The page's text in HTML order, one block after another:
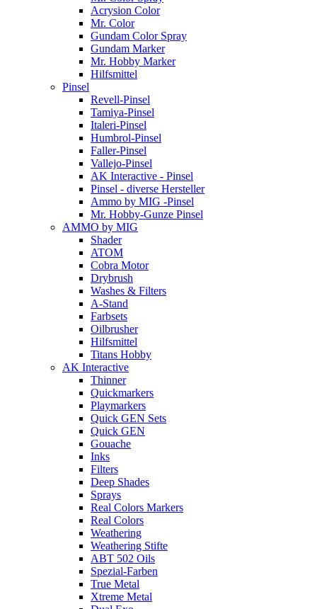
Acrysion Color
Mr. Color
Gundam Color Spray
Gundam Marker
Mr. Hobby Marker
Hilfsmittel
Pinsel
Revell-Pinsel
Tamiya-Pinsel
Italeri-Pinsel
Humbrol-Pinsel
Faller-Pinsel
Vallejo-Pinsel
AK Interactive - Pinsel
Pinsel - diverse Hersteller
Ammo by MIG -Pinsel
Mr. Hobby-Gunze Pinsel
AMMO by MIG
Shader
ATOM
Cobra Motor
Drybrush
Washes & Filters
A-Stand
Farbsets
Oilbrusher
Hilfsmittel
Titans Hobby
AK Interactive
Thinner
Quickmarkers
Playmarkers
Quick GEN Sets
Quick GEN
Gouache
Inks
Filters
Deep Shades
Sprays
Real Colors Markers
Real Colors
Weathering
Weathering Stifte
ABT 502 Oils
Spezial-Farben
True Metal
Xtreme Metal